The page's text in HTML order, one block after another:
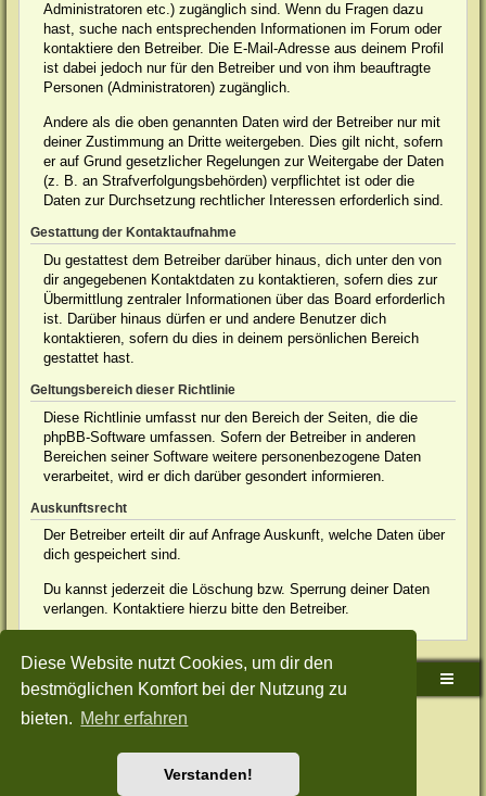
Diese Website nutzt Cookies, um dir den
bestmöglichen Komfort bei der Nutzung zu
bieten. Mehr erfahren
Verstanden!
Administratoren etc.) zugänglich sind. Wenn du Fragen dazu
hast, suche nach entsprechenden Informationen im Forum oder
kontaktiere den Betreiber. Die E-Mail-Adresse aus deinem Profil
ist dabei jedoch nur für den Betreiber und von ihm beauftragte
Personen (Administratoren) zugänglich.
Andere als die oben genannten Daten wird der Betreiber nur mit
deiner Zustimmung an Dritte weitergeben. Dies gilt nicht, sofern
er auf Grund gesetzlicher Regelungen zur Weitergabe der Daten
(z. B. an Strafverfolgungsbehörden) verpflichtet ist oder die
Daten zur Durchsetzung rechtlicher Interessen erforderlich sind.
Gestattung der Kontaktaufnahme
Du gestattest dem Betreiber darüber hinaus, dich unter den von
dir angegebenen Kontaktdaten zu kontaktieren, sofern dies zur
Übermittlung zentraler Informationen über das Board erforderlich
ist. Darüber hinaus dürfen er und andere Benutzer dich
kontaktieren, sofern du dies in deinem persönlichen Bereich
gestattet hast.
Geltungsbereich dieser Richtlinie
Diese Richtlinie umfasst nur den Bereich der Seiten, die die
phpBB-Software umfassen. Sofern der Betreiber in anderen
Bereichen seiner Software weitere personenbezogene Daten
verarbeitet, wird er dich darüber gesondert informieren.
Auskunftsrecht
Der Betreiber erteilt dir auf Anfrage Auskunft, welche Daten über
dich gespeichert sind.
Du kannst jederzeit die Löschung bzw. Sperrung deiner Daten
verlangen. Kontaktiere hierzu bitte den Betreiber.
Sudden-Strike-Maps.de Hauptseite Foren-Übersicht
Powered byphpBB® Forum Software © phpBB Limited
Style: Green-Style-Split by Joyce&LunaphpBB-Style-Design
Nutzungsbedingungen